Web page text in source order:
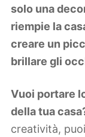
solo una
riempie la
creare un
brillare gli
Vuoi portare
della tua
creatività,